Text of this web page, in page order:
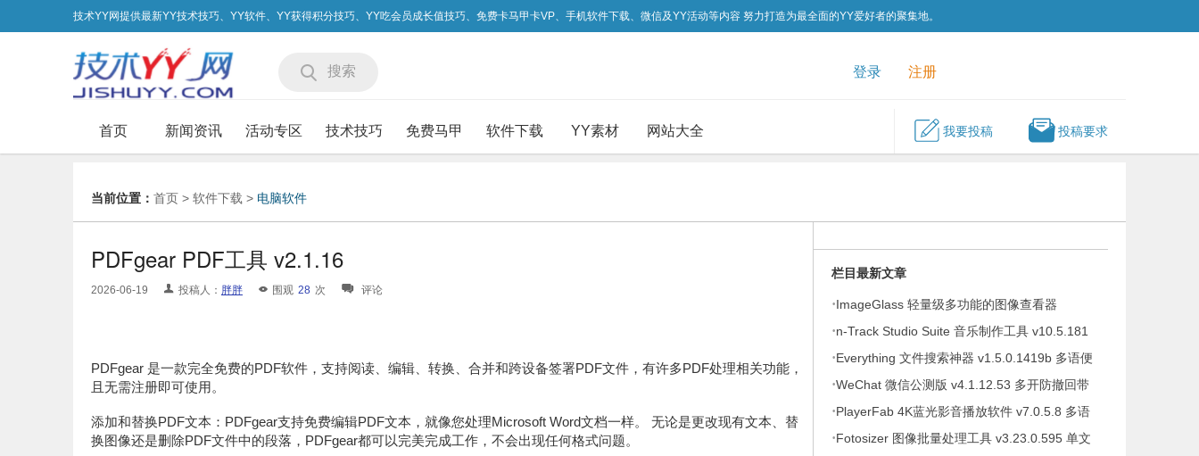
技术YY网提供最新YY技术技巧、YY软件、YY获得积分技巧、YY吃会员成长值技巧、免费卡马甲卡VP、手机软件下载、微信及YY活动等内容 努力打造为最全面的YY爱好者的聚集地。
搜索 登录 注册
首页 新闻资讯 活动专区 技术技巧 免费马甲 软件下载 YY素材 网站大全 我要投稿 投稿要求
当前位置： 首页 > 软件下载 > 电脑软件
PDFgear PDF工具 v2.1.16
2026-06-19 投稿人： 胖胖 围观 28 次 评论
PDFgear 是一款完全免费的PDF软件，支持阅读、编辑、转换、合并和跨设备签署PDF文件，有许多PDF处理相关功能，
且无需注册即可使用。
添加和替换PDF文本：PDFgear支持免费编辑PDF文本，就像您处理Microsoft Word文档一样。 无论是更改现有文本、替
换图像还是删除PDF文件中的段落，PDFgear都可以完美完成工作，不会出现任何格式问题。
栏目最新文章
·ImageGlass 轻量级多功能的图像查看器
v9.6.1.807 便携版
·n-Track Studio Suite 音乐制作工具 v10.5.181
·Everything 文件搜索神器 v1.5.0.1419b 多语便
携版
·WeChat 微信公测版 v4.1.12.53 多开防撤回带
提示绿色版
·PlayerFab 4K蓝光影音播放软件 v7.0.5.8 多语
便携版
·Fotosizer 图像批量处理工具 v3.23.0.595 单文